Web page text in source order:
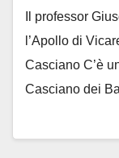
Il professor
l’Apollo di
Casciano C’è
Casciano dei